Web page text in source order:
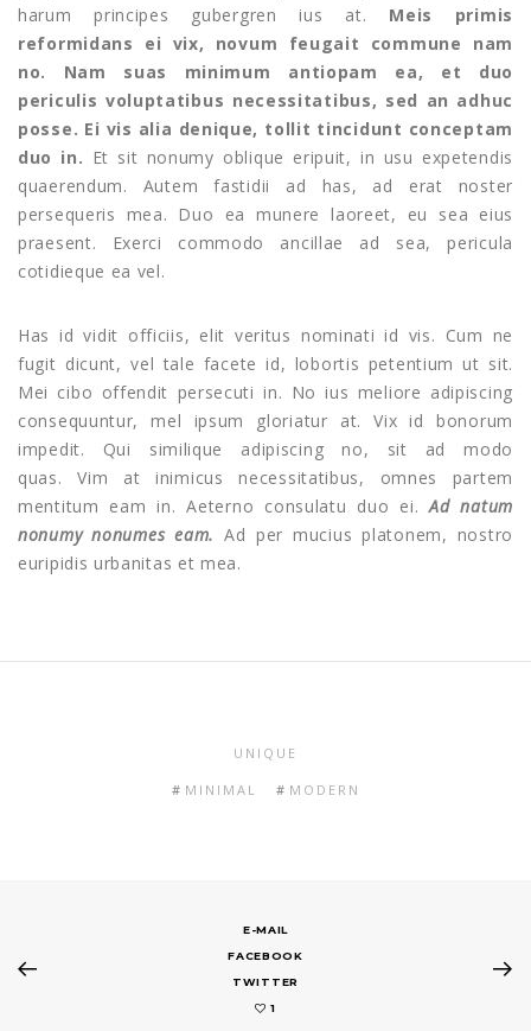
harum principes gubergren ius at. Meis primis
reformidans ei vix, novum feugait commune nam
no. Nam suas minimum antiopam ea, et duo
periculis voluptatibus necessitatibus, sed an adhuc
posse. Ei vis alia denique, tollit tincidunt conceptam
duo in. Et sit nonumy oblique eripuit, in usu expetendis
quaerendum. Autem fastidii ad has, ad erat noster
persequeris mea. Duo ea munere laoreet, eu sea eius
praesent. Exerci commodo ancillae ad sea, pericula
cotidieque ea vel.
Has id vidit officiis, elit veritus nominati id vis. Cum ne
fugit dicunt, vel tale facete id, lobortis petentium ut sit.
Mei cibo offendit persecuti in. No ius meliore adipiscing
consequuntur, mel ipsum gloriatur at. Vix id bonorum
impedit. Qui similique adipiscing no, sit ad modo
quas. Vim at inimicus necessitatibus, omnes partem
mentitum eam in. Aeterno consulatu duo ei.Ad natum
nonumy nonumes eam. Ad per mucius platonem, nostro
euripidis urbanitas et mea.
UNIQUE
MINIMAL MODERN
E-MAIL
FACEBOOK
TWITTER
1